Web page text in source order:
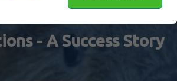
Habits in
- A Success Story